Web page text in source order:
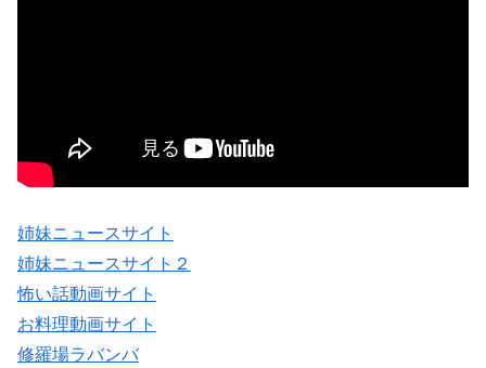
姉妹ニュースサイト
姉妹ニュースサイト２
怖い話動画サイト
お料理動画サイト
修羅場ラバンバ